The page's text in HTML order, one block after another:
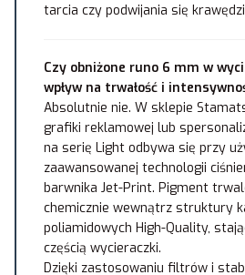
tarcia czy podwijania się
Czy obniżone runo 6 mm w
wpływ na trwałość i
Absolutnie nie. W sklepie
grafiki reklamowej lub
na serię Light odbywa się przy
zaawansowanej technologii
barwnika Jet-Print. Pigment
chemicznie wewnątrz struktury
poliamidowych High-Quality,
częścią wycieraczki.
Dzięki zastosowaniu filtrów i